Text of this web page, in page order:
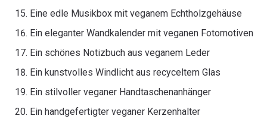
Eine edle Musikbox mit veganem Echtholzgehäuse
Ein eleganter Wandkalender mit veganen Fotomotiven
Ein schönes Notizbuch aus veganem Leder
Ein kunstvolles Windlicht aus recyceltem Glas
Ein stilvoller veganer Handtaschenanhänger
Ein handgefertigter veganer Kerzenhalter